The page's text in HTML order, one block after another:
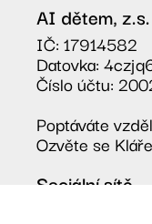
AI dětem, z.s.
IČ: 17914582
Datovka:
Číslo účtu:
Poptáváte
Ozvěte se
Sociální sítě